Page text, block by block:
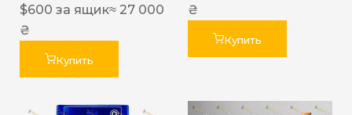
$600 за ящик≈ 27 000
₴
Купить
₴
Купить